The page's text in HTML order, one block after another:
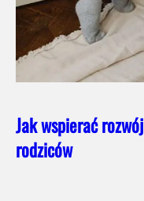
Jak wspierać
rodziców